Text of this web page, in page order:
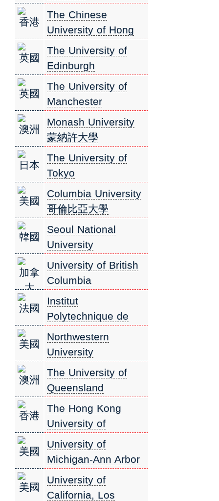
University(ANU) 澳
洲國立大學
香港
The Chinese
University of Hong
Kong (CUHK) 香港中
文大學
英國
The University of
Edinburgh
愛丁堡大學
英國
The University of
Manchester
曼徹斯特大學
澳洲
Monash University
蒙納許大學
日本
The University of
Tokyo
東京大學
美國
Columbia University
哥倫比亞大學
韓國
Seoul National
University
首爾國立大學
加拿
大
University of British
Columbia
英屬哥倫比亞大學
法國
Institut
Polytechnique de
Paris
巴黎理工學院
美國
Northwestern
University
西北大學
澳洲
The University of
Queensland
昆士蘭大學
香港
The Hong Kong
University of
Science and
Technology 香港科技
大學
美國
University of
Michigan-Ann Arbor
密西根大學安娜堡分
校
美國
University of
California, Los